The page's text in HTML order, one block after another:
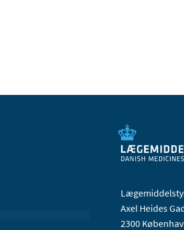
Axel Heides
2300